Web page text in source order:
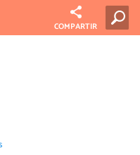
COMPARTIR